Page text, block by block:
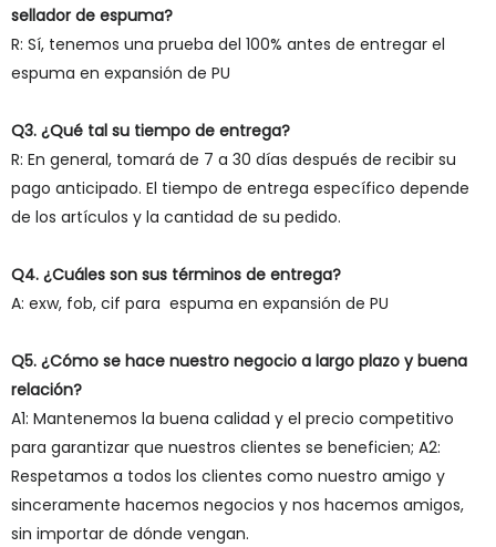
sellador de espuma?
R: Sí, tenemos una prueba del 100% antes de entregar el
espuma en expansión de PU
Q3. ¿Qué tal su tiempo de entrega?
R: En general, tomará de 7 a 30 días después de recibir su
pago anticipado. El tiempo de entrega específico depende
de los artículos y la cantidad de su pedido.
Q4. ¿Cuáles son sus términos de entrega?
A: exw, fob, cif para espuma en expansión de PU
Q5. ¿Cómo se hace nuestro negocio a largo plazo y buena
relación?
A1: Mantenemos la buena calidad y el precio competitivo
para garantizar que nuestros clientes se beneficien; A2:
Respetamos a todos los clientes como nuestro amigo y
sinceramente hacemos negocios y nos hacemos amigos,
sin importar de dónde vengan.